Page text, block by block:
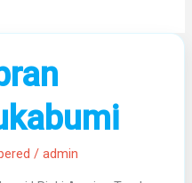
/admin